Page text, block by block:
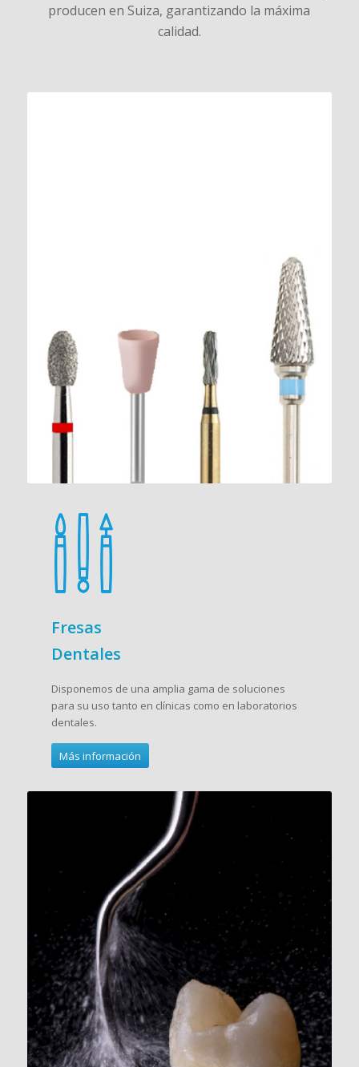
producen en Suiza, garantizando la máxima
calidad.
Fresas
Dentales
Disponemos de una amplia gama de soluciones
para su uso tanto en clínicas como en laboratorios
dentales.
Más información